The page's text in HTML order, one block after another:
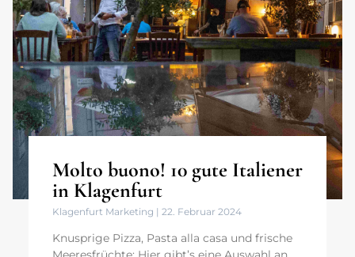
Molto buono! 10 gute Italiener
in Klagenfurt
Klagenfurt Marketing 22. Februar 2024
Knusprige Pizza, Pasta alla casa und frische